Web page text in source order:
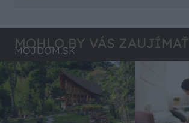
MOHLO BY VÁS ZAUJÍMAŤ
MÔJDOM.SK